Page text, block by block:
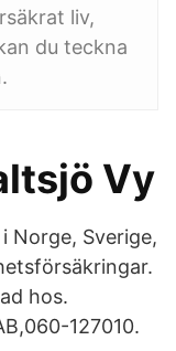
liv,
du teckna
Vy
Norge, Sverige,
hos.
​127010.